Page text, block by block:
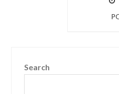
Search